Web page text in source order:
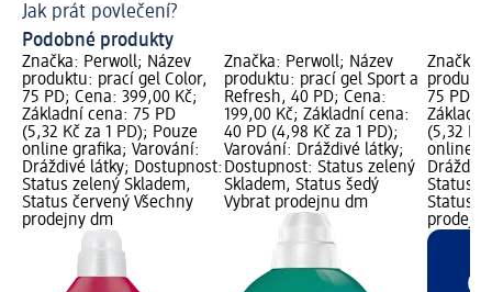
Jak prát povlečení?
Podobné produkty
Značka: Perwoll; Název
produktu: prací gel Color,
75 PD; Cena: 399,00 Kč;
Základní cena: 75 PD
(5,32 Kč za 1 PD); Pouze
online grafika; Varování:
Dráždivé látky; Dostupnost:
Status zelený Skladem,
Status červený Všechny
prodejny dm
Značka: Perwoll; Název
produktu: prací gel Sport a
Refresh, 40 PD; Cena:
199,00 Kč; Základní cena:
40 PD (4,98 Kč za 1 PD);
Varování: Dráždivé látky;
Dostupnost: Status zelený
Skladem, Status šedý
Vybrat prodejnu dm
Značka:
75 PD;
Základní
(5,32 Kč
online
Status
Status